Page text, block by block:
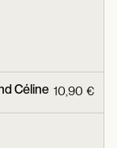
Céline 10,90 €